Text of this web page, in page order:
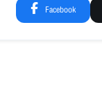
Facebook